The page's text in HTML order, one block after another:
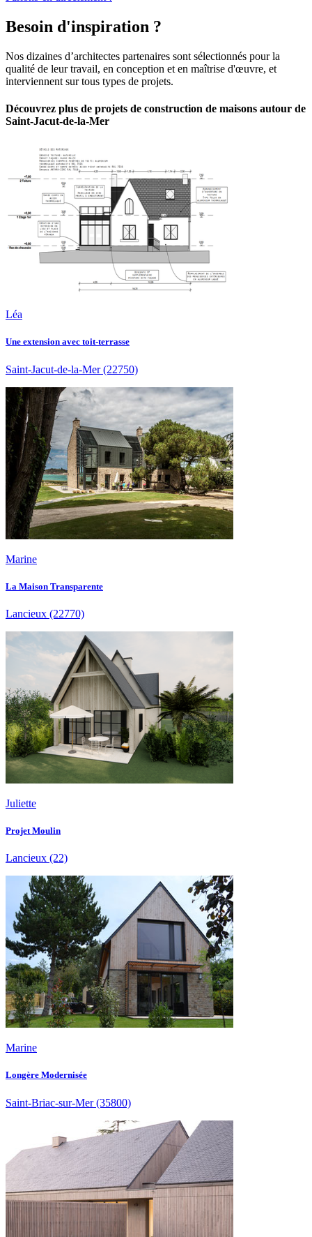
Besoin d'inspiration ?
Nos dizaines d’architectes partenaires sont sélectionnés pour la
qualité de leur travail, en conception et en maîtrise d'œuvre, et
interviennent sur tous types de projets.
Découvrez plus de projets de construction de maisons autour de
Saint-Jacut-de-la-Mer
Léa
Une extension avec toit-terrasse
Saint-Jacut-de-la-Mer(22750)
Marine
La Maison Transparente
Lancieux (22770)
Juliette
Projet Moulin
Lancieux (22)
Marine
Longère Modernisée
Saint-Briac-sur-Mer(35800)